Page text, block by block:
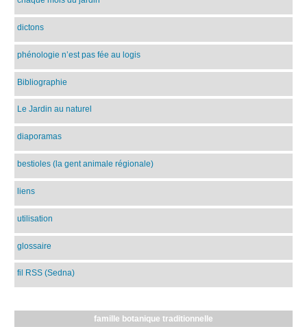
dictons
phénologie n’est pas fée au logis
Bibliographie
Le Jardin au naturel
diaporamas
bestioles (la gent animale régionale)
liens
utilisation
glossaire
fil RSS (Sedna)
famille botanique traditionnelle